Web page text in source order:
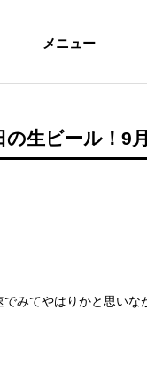
メニュー
の生ビール！9
みてやはりかと思い